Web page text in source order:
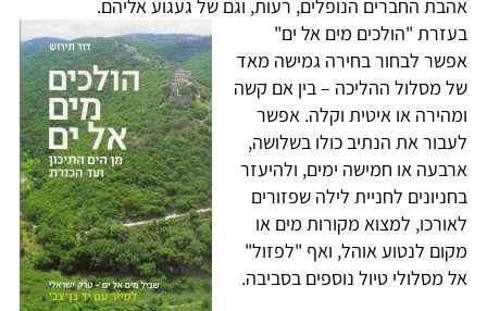
אהבת החברים הנופלים, רעות, וגם של געגוע אליהם.
בעזרת "הולכים מים אל ים"
אפשר לבחור בחירה גמישה מאד
של מסלול ההליכה – בין אם קשה
ומהירה או איטית וקלה. אפשר
לעבור את הנתיב כולו בשלושה,
ארבעה או חמישה ימים, ולהיעזר
בחניונים לחניית לילה שפזורים
לאורכו, למצוא מקורות מים או
מקום לנטוע אוהל, ואף "לפזול"
אל מסלולי טיול נוספים בסביבה.